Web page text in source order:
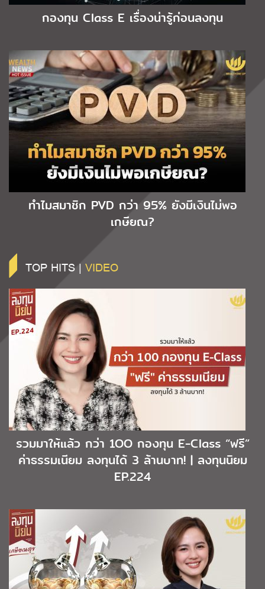
กองทุน Class E เรื่องน่ารู้ก่อนลงทุน
ทำไมสมาชิก PVD กว่า 95% ยังมีเงินไม่พอ
เกษียณ?
TOP HITS | VIDEO
รวมมาให้แล้ว กว่า 1OO กองทุน E-Class “ฟรี”
ค่าธรรมเนียม ลงทุนได้ 3 ล้านบาท! | ลงทุนนิยม
EP.224